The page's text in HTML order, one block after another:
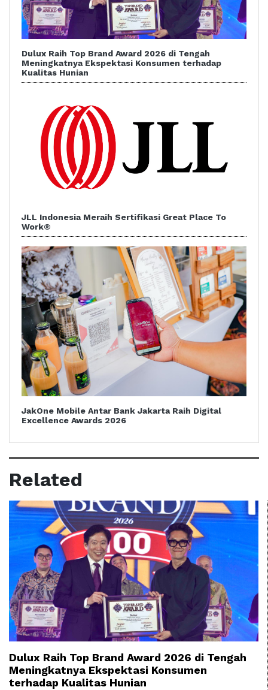
Dulux Raih Top Brand Award 2026 di Tengah
Meningkatnya Ekspektasi Konsumen terhadap
Kualitas Hunian
JLL Indonesia Meraih Sertifikasi Great Place To
Work®
JakOne Mobile Antar Bank Jakarta Raih Digital
Excellence Awards 2026
Related
Dulux Raih Top Brand Award 2026 di Tengah
Meningkatnya Ekspektasi Konsumen
terhadap Kualitas Hunian